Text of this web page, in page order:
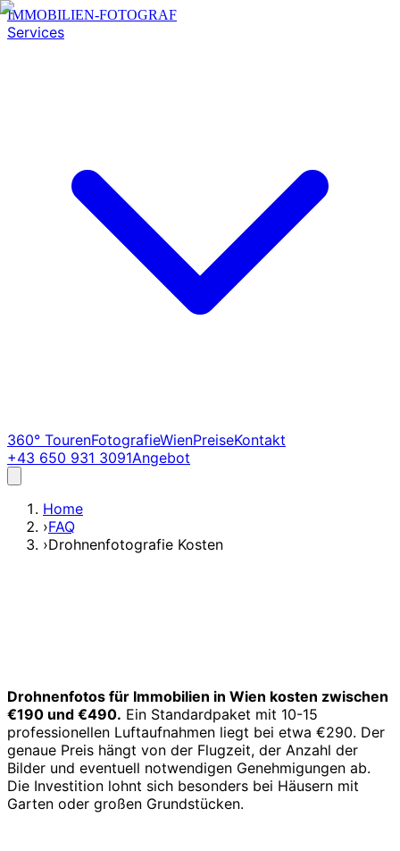
IMMOBILIEN-FOTOGRAF
Services
360° TourenFotografieWienPreiseKontakt
+43 650 931 3091Angebot
Home
›FAQ
›Drohnenfotografie Kosten
Drohnenfotos für Immobilien in Wien kosten zwischen
€190 und €490. Ein Standardpaket mit 10-15
professionellen Luftaufnahmen liegt bei etwa €290. Der
genaue Preis hängt von der Flugzeit, der Anzahl der
Bilder und eventuell notwendigen Genehmigungen ab.
Die Investition lohnt sich besonders bei Häusern mit
Garten oder großen Grundstücken.